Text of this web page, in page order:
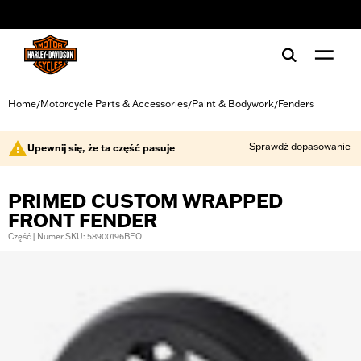
Home/Motorcycle Parts & Accessories/Paint & Bodywork/Fenders
Upewnij się, że ta część pasuje Sprawdź dopasowanie
PRIMED CUSTOM WRAPPED
FRONT FENDER
Część | Numer SKU: 58900196BEO